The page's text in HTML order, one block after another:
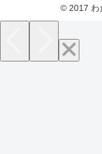
© 2017 わ